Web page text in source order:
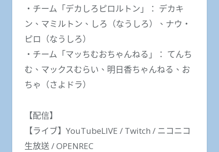
・チーム「デカしろピロルトン」： デカキ
ン、マミルトン、しろ（なうしろ）、ナウ・
ピロ（なうしろ）
・チーム「マッちむおちゃんねる」： てんち
む、マックスむらい、明日香ちゃんねる、お
ちゃ（さよドラ）
【配信】
【ライブ】YouTubeLIVE / Twitch / ニコニコ
生放送 / OPENREC